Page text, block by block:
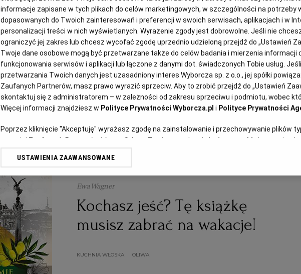
Aurelia Grzywacz, dietetyk
Dorsz zapiekany z fetą i
pomidorkami
FETA OLIWA POMIDORY RYBY
Ewa Wagner
Kochasz jeść? Tę książkę
musisz zabrać na wakacje!
KUCHNIA WŁOSKA OLIWA
informacje zapisane w tych plikach do celów marketingowych, w szczególności na potrzeby
dopasowanych do Twoich zainteresowań i preferencji w swoich serwisach, aplikacjach i w
personalizacji treści w nich wyświetlanych. Wyrażenie zgody jest dobrowolne. Jeśli nie
ograniczyć jej zakres lub chcesz wycofać zgodę uprzednio udzieloną przejdź do „Ustawień
Twoje dane osobowe mogą być przetwarzane także do celów badania i mierzenia informacji
funkcjonowania serwisów i aplikacji lub łączone z danymi dot. świadczonych Tobie usług.
przetwarzania Twoich danych jest uzasadniony interes Wyborcza sp. z o.o., jej spółki
Zaufanych Partnerów, masz prawo wyrazić sprzeciw. Aby to zrobić przejdź do „Ustawień
skontaktuj się z administratorem – w zależności od zakresu sprzeciwu i podmiotu, wobec
Więcej informacji znajdziesz w Polityce Prywatności Wyborcza.pl i Polityce Prywatności
Poprzez kliknięcie "Akceptuję" wyrażasz zgodę na zainstalowanie i przechowywanie plików
z o. o. jej Zaufanych Partnerów i Agora S.A. na Twoim urządzeniu końcowym. Możesz też w
swoje preferencje dot. plików cookie, ponownie wywołując narzędzie do zarządzania Twoimi
przetwarzania danych poprzez odnośnik „Ustawienia prywatności” w stopce serwisu i
My, nasi Zaufani Partnerzy i Agora S.A. możemy przetwarzać dane osobowe w
dokładnych danych geolokalizacyjnych. Aktywne skanowanie charakterystyki urządzenia do
Przechowywanie informacji na urządzeniu lub dostęp do nich. Spersonalizowane reklamy i
treści, badnie odbiorców i ulepszanie usług.Lista Zaufanych Partnerów
USTAWIENIA ZAAWANSOWANE